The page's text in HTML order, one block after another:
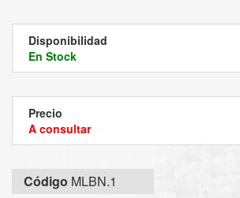
Disponibilidad
En Stock
Precio
A consultar
Código MLBN.1